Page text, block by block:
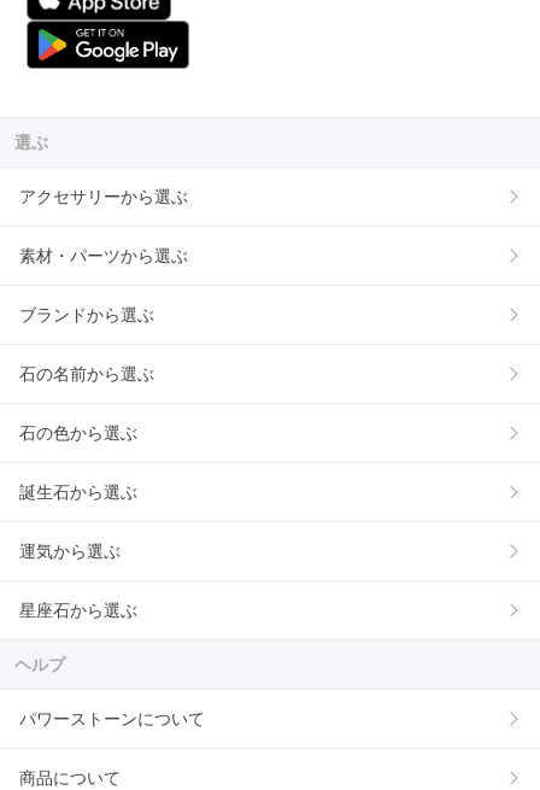
選ぶ
アクセサリーから選ぶ
素材・パーツから選ぶ
ブランドから選ぶ
石の名前から選ぶ
石の色から選ぶ
誕生石から選ぶ
運気から選ぶ
星座石から選ぶ
ヘルプ
パワーストーンについて
商品について